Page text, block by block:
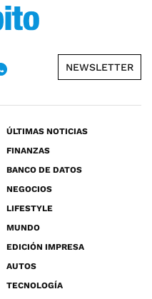
NEWSLETTER
ÚLTIMAS NOTICIAS
FINANZAS
BANCO DE DATOS
NEGOCIOS
LIFESTYLE
MUNDO
EDICIÓN IMPRESA
AUTOS
TECNOLOGÍA